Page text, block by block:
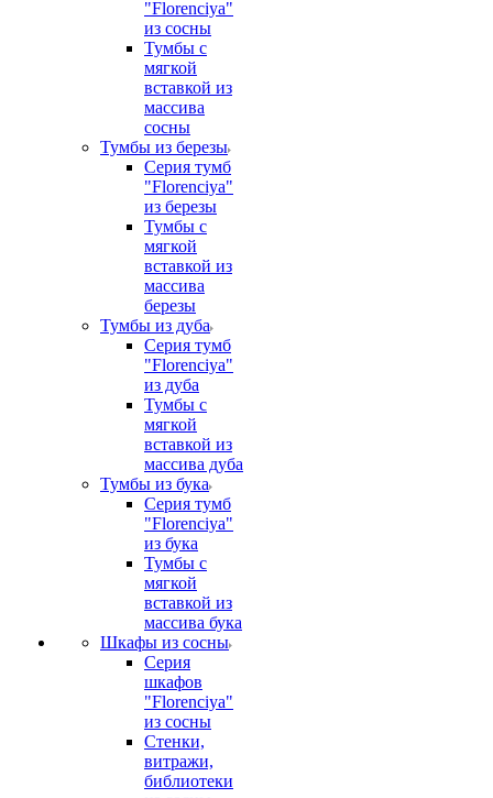
"Florenciya"
из сосны
Тумбы с
мягкой
вставкой из
массива
сосны
Тумбы из березы
Серия тумб
"Florenciya"
из березы
Тумбы с
мягкой
вставкой из
массива
березы
Тумбы из дуба
Серия тумб
"Florenciya"
из дуба
Тумбы с
мягкой
вставкой из
массива дуба
Тумбы из бука
Серия тумб
"Florenciya"
из бука
Тумбы с
мягкой
вставкой из
массива бука
Шкафы из сосны
Серия
шкафов
"Florenciya"
из сосны
Стенки,
витражи,
библиотеки